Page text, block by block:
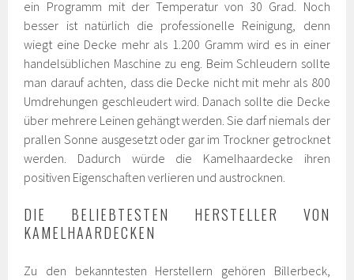
ein Programm mit der Temperatur von 30 Grad. Noch
besser ist natürlich die professionelle Reinigung, denn
wiegt eine Decke mehr als 1.200 Gramm wird es in einer
handelsüblichen Maschine zu eng. Beim Schleudern sollte
man darauf achten, dass die Decke nicht mit mehr als 800
Umdrehungen geschleudert wird. Danach sollte die Decke
über mehrere Leinen gehängt werden. Sie darf niemals der
prallen Sonne ausgesetzt oder gar im Trockner getrocknet
werden. Dadurch würde die Kamelhaardecke ihren
positiven Eigenschaften verlieren und austrocknen.
DIE BELIEBTESTEN HERSTELLER VON
KAMELHAARDECKEN
Zu den bekanntesten Herstellern gehören Billerbeck,